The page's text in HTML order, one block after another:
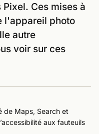
Ces mises à
l'appareil photo
autre
voir sur ces
de Maps, Search et
aux fauteuils